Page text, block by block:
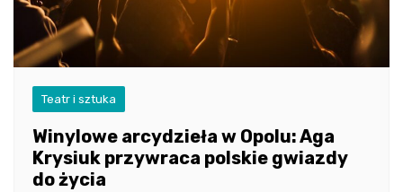
Teatr i sztuka
Winylowe arcydzieła w Opolu: Aga
Krysiuk przywraca polskie gwiazdy
do życia